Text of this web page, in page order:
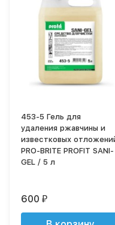
453-5 Гель для
удаления ржавчины и
известковых
PRO-BRITE PROFIT SANI-
GEL / 5 л
600₽